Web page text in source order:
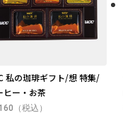
私の珈琲ギフト/想 特集/
ヒー・お茶
（税込）